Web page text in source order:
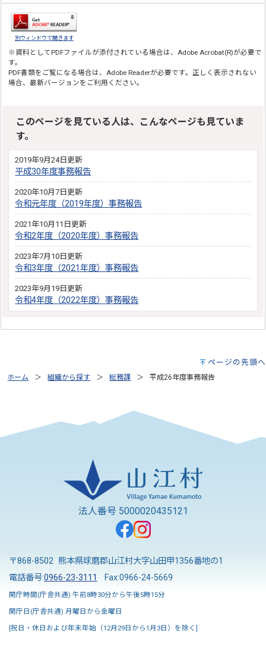
別ウィンドウで開きます
※資料としてPDFファイルが添付されている場合は、 Adobe Acrobat(R)が必要で
す。
PDF書類をご覧になる場合は、 Adobe Readerが必要です。正しく表示されない
場合、最新バージョンをご利用ください。
このページを見ている人は、こんなページも見ていま
す。
2019年9月24日更新
平成30年度事務報告
2020年10月7日更新
令和元年度（2019年度）事務報告
2021年10月11日更新
令和2年度（2020年度）事務報告
2023年7月10日更新
令和3年度（2021年度）事務報告
2023年9月19日更新
令和4年度（2022年度）事務報告
ページの先頭へ
ホーム 組織から探す 総務課 平成26年度事務報告
法人番号 5000020435121
〒868-8502 熊本県球磨郡山江村大字山田甲1356番地の1
電話番号:0966-23-3111 Fax:0966-24-5669
開庁時間(庁舎共通) 午前8時30分から午後5時15分
開庁日(庁舎共通) 月曜日から金曜日
[祝日・休日および年末年始（12月29日から1月3日）を除く]